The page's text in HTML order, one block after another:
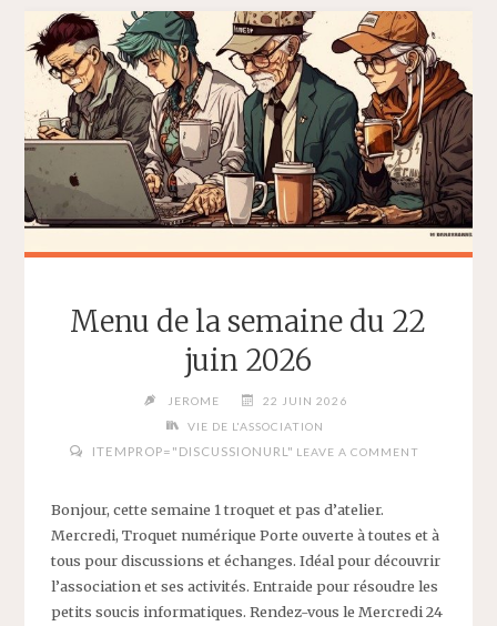
Menu de la semaine du 22
juin 2026
JEROME
22 JUIN 2026
VIE DE L'ASSOCIATION
ITEMPROP="DISCUSSIONURL" LEAVE A COMMENT
Bonjour, cette semaine 1 troquet et pas d’atelier.
Mercredi, Troquet numérique Porte ouverte à toutes et à
tous pour discussions et échanges. Idéal pour découvrir
l’association et ses activités. Entraide pour résoudre les
petits soucis informatiques. Rendez-vous le Mercredi 24